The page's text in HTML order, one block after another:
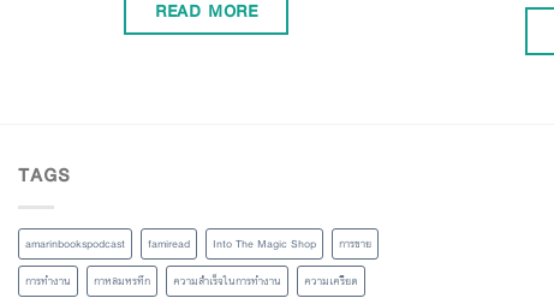
READ MORE
TAGS
amarinbookspodcast famiread Into The Magic Shop
การขาย
การทำงาน
กาหลมหรทึก ความสำเร็จในการทำงาน
ความเครียด